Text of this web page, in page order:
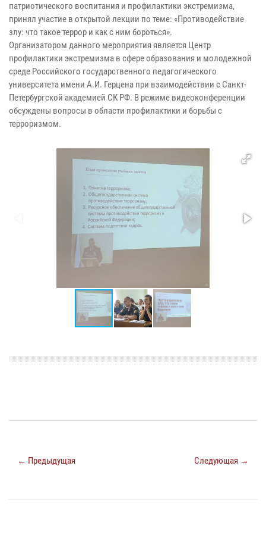
патриотического воспитания и профилактики экстремизма,
принял участие в открытой лекции по теме: «Противодействие
злу: что такое террор и как с ним бороться».
Организатором данного мероприятия является Центр
профилактики экстремизма в сфере образования и молодежной
среде Российского государственного педагогического
университета имени А.И. Герцена при взаимодействии с Санкт-
Петербургской академией СК РФ. В режиме видеоконференции
обсуждены вопросы в области профилактики и борьбы с
терроризмом.
← Предыдущая Следующая →